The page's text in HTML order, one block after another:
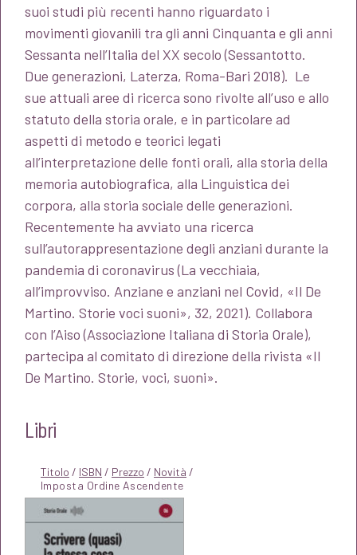
suoi studi più recenti hanno riguardato i
movimenti giovanili tra gli anni Cinquanta e gli anni
Sessanta nell’Italia del XX secolo (Sessantotto.
Due generazioni, Laterza, Roma-Bari 2018). Le
sue attuali aree di ricerca sono rivolte all’uso e allo
statuto della storia orale, e in particolare ad
aspetti di metodo e teorici legati
all’interpretazione delle fonti orali, alla storia della
memoria autobiografica, alla Linguistica dei
corpora, alla storia sociale delle generazioni.
Recentemente ha avviato una ricerca
sull’autorappresentazione degli anziani durante la
pandemia di coronavirus (La vecchiaia,
all’improvviso. Anziane e anziani nel Covid, «Il De
Martino. Storie voci suoni», 32, 2021). Collabora
con l’Aiso (Associazione Italiana di Storia Orale),
partecipa al comitato di direzione della rivista «Il
De Martino. Storie, voci, suoni».
Libri
Titolo / ISBN / Prezzo / Novità /